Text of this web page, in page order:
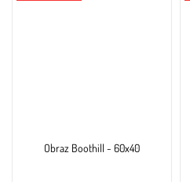
Obraz Boothill - 60x40